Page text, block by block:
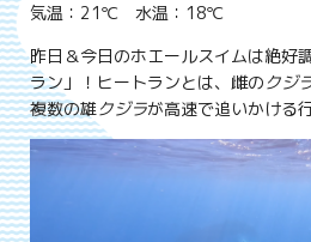
気温：21℃ 水温：18℃
昨日＆今日のホエールスイムは絶好
ラン」！ヒートランとは、雌のクジ
複数の雄クジラが高速で追いかける